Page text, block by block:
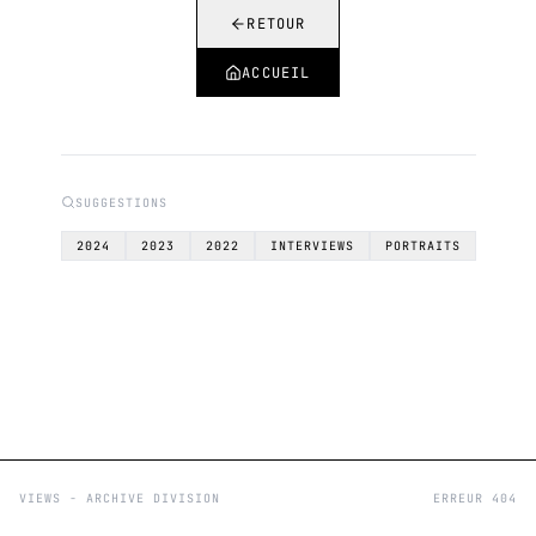
RETOUR
ACCUEIL
SUGGESTIONS
2024 2023 2022 INTERVIEWS PORTRAITS
VIEWS - ARCHIVE DIVISION ERREUR 404